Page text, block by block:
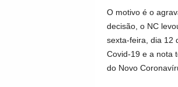
O motivo é o
decisão, o NC
sexta-feira, dia 12
Covid-19 e a nota
do Novo